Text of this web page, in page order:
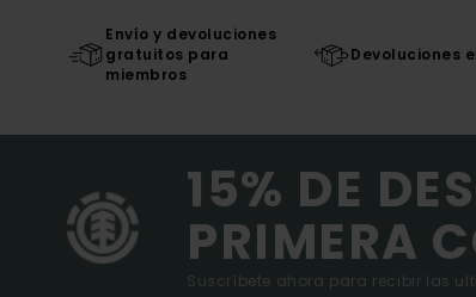
Envío y devoluciones
gratuitos para
miembros
Devoluciones
15% DE
PRIMERA
Suscríbete ahora para recibir las